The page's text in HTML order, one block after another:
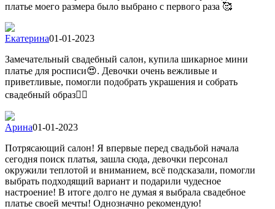
платье моего размера было выбрано с первого раза 🥰
Екатерина01-01-2023
Замечательный свадебный салон, купила шикарное мини
платье для росписи😍. Девочки очень вежливые и
приветливые, помогли подобрать украшения и собрать
свадебный образ👍🏻
Арина01-01-2023
Потрясающий салон! Я впервые перед свадьбой начала
сегодня поиск платья, зашла сюда, девочки персонал
окружили теплотой и вниманием, всё подсказали, помогли
выбрать подходящий вариант и подарили чудесное
настроение! В итоге долго не думая я выбрала свадебное
платье своей мечты! Однозначно рекомендую!